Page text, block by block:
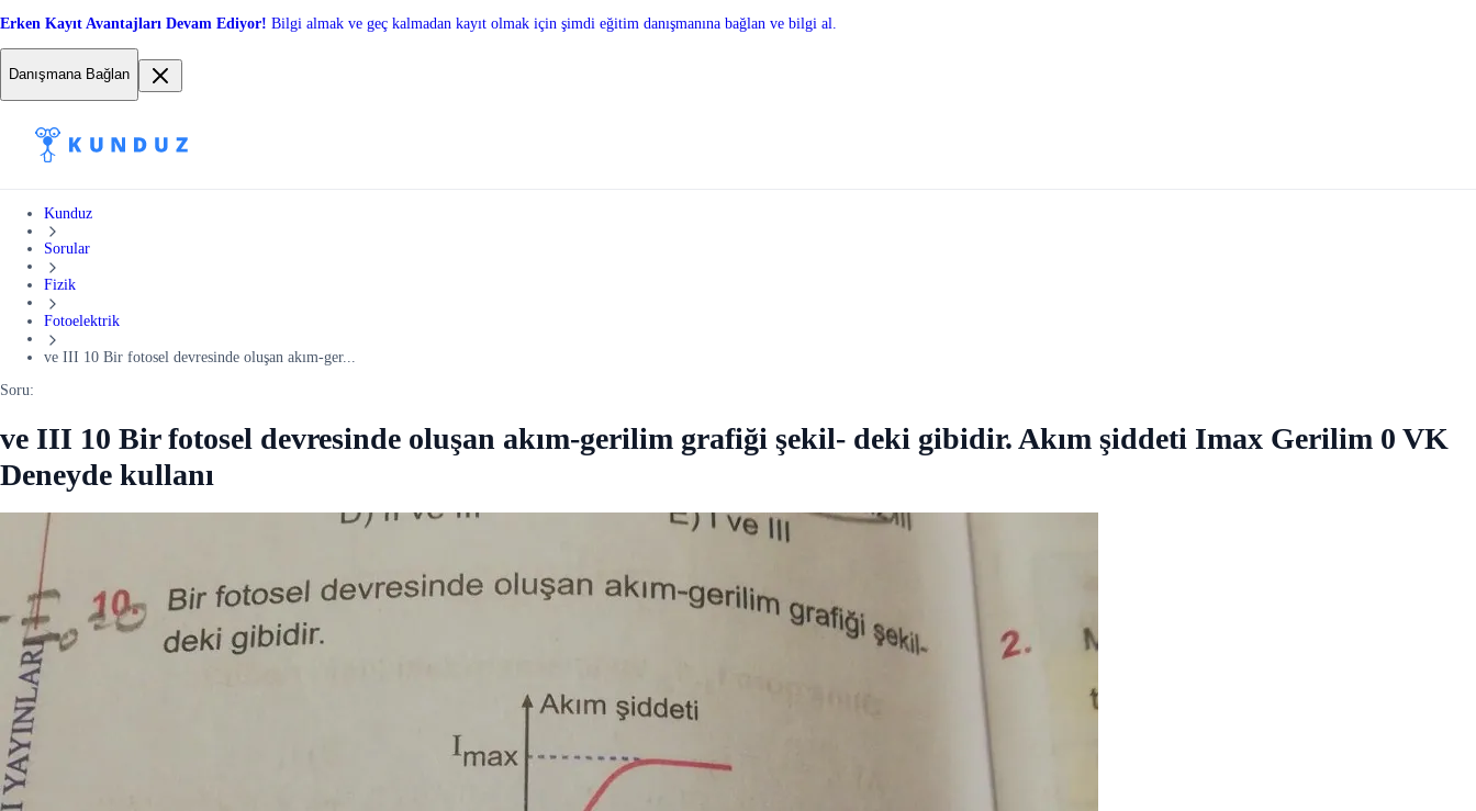
Erken Kayıt Avantajları Devam Ediyor! Bilgi almak ve geç kalmadan kayıt olmak için şimdi eğitim danışmanına bağlan ve bilgi al.
Danışmana Bağlan
Kunduz
Sorular
Fizik
Fotoelektrik
ve III 10 Bir fotosel devresinde oluşan akım-ger...
Soru:
ve III 10 Bir fotosel devresinde oluşan akım-gerilim grafiği şekil- deki gibidir. Akım şiddeti Imax Gerilim 0 VK
Deneyde kullanı